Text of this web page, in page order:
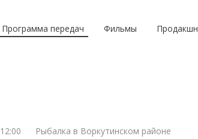
Программа передач Фильмы Продакшн
12:00 Рыбалка в Воркутинском районе